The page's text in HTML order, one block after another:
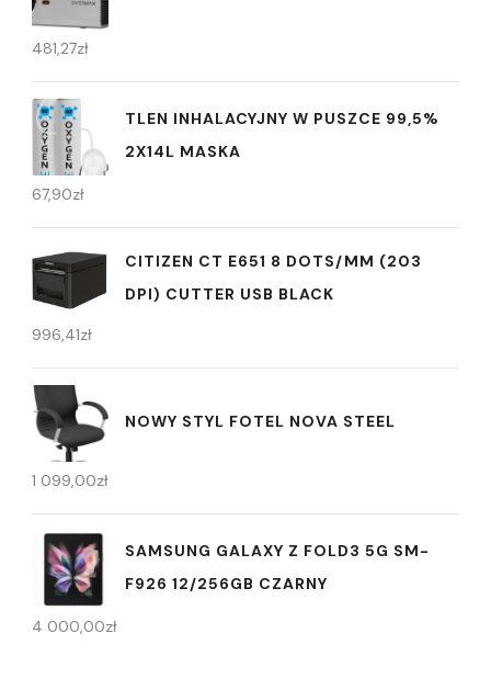
481,27zł
TLEN INHALACYJNY W PUSZCE 99,5%
2X14L MASKA
67,90zł
CITIZEN CT E651 8 DOTS/MM (203
DPI) CUTTER USB BLACK
996,41zł
NOWY STYL FOTEL NOVA STEEL
1 099,00zł
SAMSUNG GALAXY Z FOLD3 5G SM-
F926 12/256GB CZARNY
4 000,00zł